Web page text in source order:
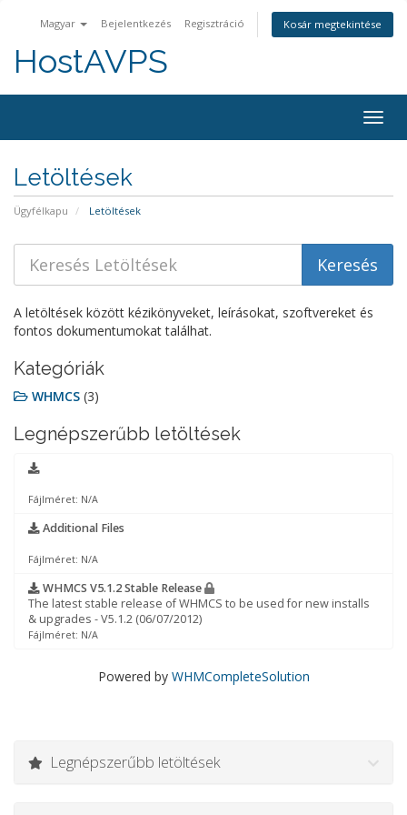
Magyar Bejelentkezés Regisztráció Kosár megtekintése
HostAVPS
Letöltések
Ügyfélkapu Letöltések
A letöltések között kézikönyveket, leírásokat, szoftvereket és
fontos dokumentumokat találhat.
Kategóriák
WHMCS (3)
Legnépszerűbb letöltések
Fájlméret: N/A
Additional Files
Fájlméret: N/A
WHMCS V5.1.2 Stable Release
The latest stable release of WHMCS to be used for new installs
& upgrades - V5.1.2 (06/07/2012)
Fájlméret: N/A
Powered by WHMCompleteSolution
Legnépszerűbb letöltések